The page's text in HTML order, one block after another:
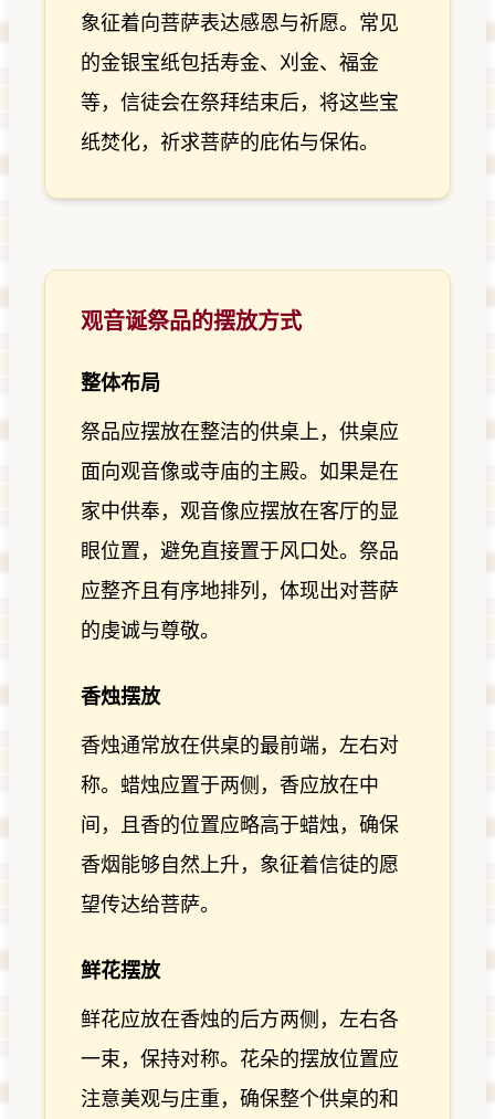
象征着向菩萨表达感恩与祈愿。常见
的金银宝纸包括寿金、刈金、福金
等，信徒会在祭拜结束后，将这些宝
纸焚化，祈求菩萨的庇佑与保佑。
观音诞祭品的摆放方式
整体布局
祭品应摆放在整洁的供桌上，供桌应
面向观音像或寺庙的主殿。如果是在
家中供奉，观音像应摆放在客厅的显
眼位置，避免直接置于风口处。祭品
应整齐且有序地排列，体现出对菩萨
的虔诚与尊敬。
香烛摆放
香烛通常放在供桌的最前端，左右对
称。蜡烛应置于两侧，香应放在中
间，且香的位置应略高于蜡烛，确保
香烟能够自然上升，象征着信徒的愿
望传达给菩萨。
鲜花摆放
鲜花应放在香烛的后方两侧，左右各
一束，保持对称。花朵的摆放位置应
注意美观与庄重，确保整个供桌的和